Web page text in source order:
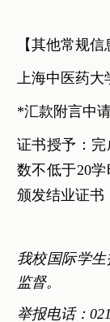
【其他常规信
上海中医药大
*汇款附言中
证书授予：
数不低于20
颁发结业证书
我校国际学
监督。
举报电话：